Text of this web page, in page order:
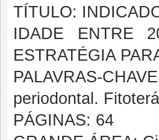
TÍTULO:
IDADE ENTRE
ESTRATÉGIA
PALAVRAS-
periodontal.
PÁGINAS: 64